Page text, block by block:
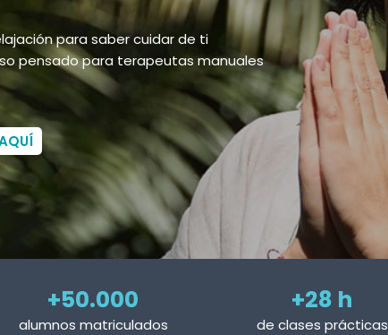
para saber cuidar de ti
pensado para terapeutas manuales
+50.000
alumnos matriculados
+28 h
de clases prácticas